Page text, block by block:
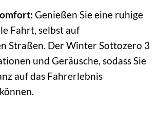
Genießen Sie eine ruhige
Fahrt, selbst auf
Straßen. Der Winter Sottozero 3
und Geräusche, sodass Sie
auf das Fahrerlebnis